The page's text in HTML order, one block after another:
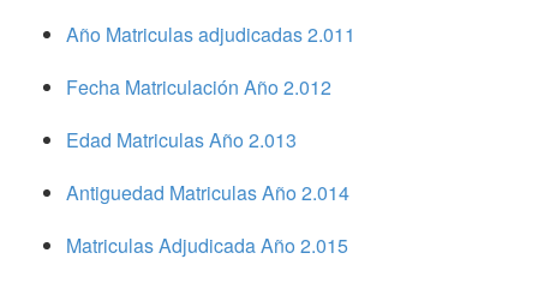
Año Matriculas adjudicadas 2.011
Fecha Matriculación Año 2.012
Edad Matriculas Año 2.013
Antiguedad Matriculas Año 2.014
Matriculas Adjudicada Año 2.015